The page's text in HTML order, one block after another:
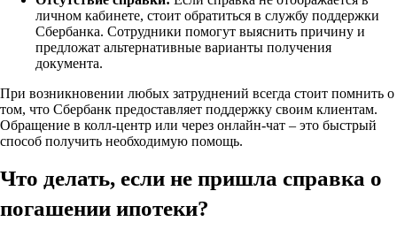
личном кабинете, стоит обратиться в службу поддержки
Сбербанка. Сотрудники помогут выяснить причину и
предложат альтернативные варианты получения
документа.
При возникновении любых затруднений всегда стоит помнить о
том, что Сбербанк предоставляет поддержку своим клиентам.
Обращение в колл-центр или через онлайн-чат – это быстрый
способ получить необходимую помощь.
Что делать, если не пришла справка о
погашении ипотеки?